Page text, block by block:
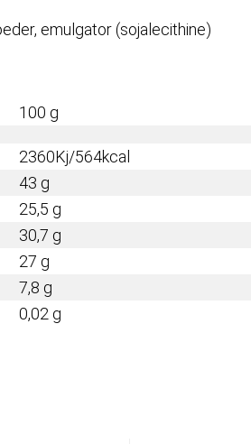
emulgator (sojalecithine)
100 g
2360Kj/564kcal
43 g
25,5 g
30,7 g
27 g
7,8 g
0,02 g